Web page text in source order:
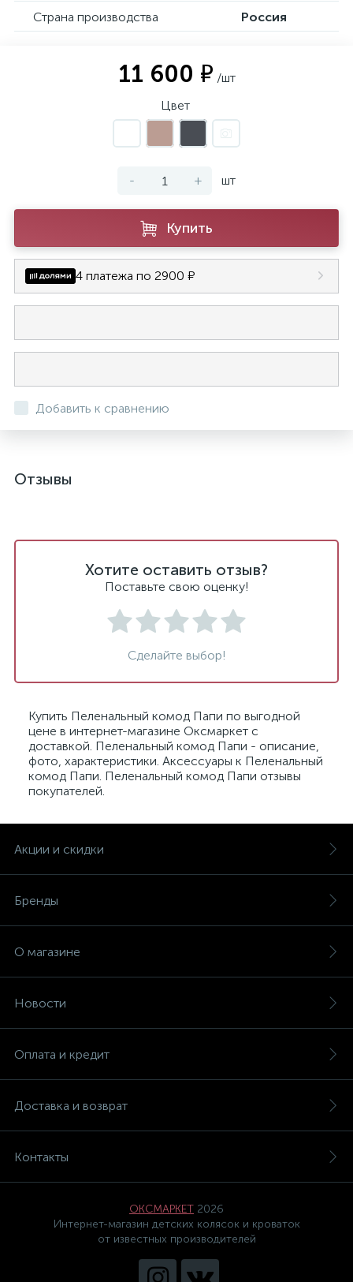
Страна производства
Россия
11 600 ₽ /шт
Цвет
- + шт
Купить
4 платежа по 2900 ₽
Добавить к сравнению
Отзывы
Хотите оставить отзыв?
Поставьте свою оценку!
Сделайте выбор!
Купить Пеленальный комод Папи по выгодной
цене в интернет-магазине Оксмаркет с
доставкой. Пеленальный комод Папи - описание,
фото, характеристики. Аксессуары к Пеленальный
комод Папи. Пеленальный комод Папи отзывы
покупателей.
Акции и скидки
Бренды
О магазине
Новости
Оплата и кредит
Доставка и возврат
Контакты
ОКСМАРКЕТ 2026
Интернет-магазин детских колясок и кроваток
от известных производителей